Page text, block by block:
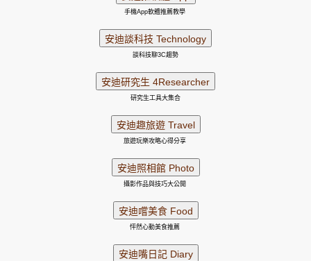
手機App軟體推薦教學
談科技聊3C趨勢
研究生工具大集合
旅遊玩樂攻略心得分享
攝影作品與技巧大公開
怦然心動美食推薦